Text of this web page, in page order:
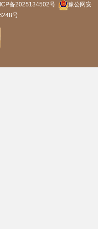
备2025134502号
豫公网安
号